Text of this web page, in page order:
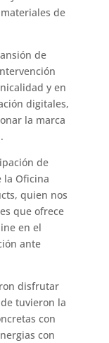
de
de
y en
digitales,
la marca
de
la Oficina
quien nos
que ofrece
en el
ante
disfrutar
tuvieron la
con
con